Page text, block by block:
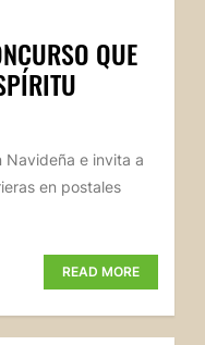
QUE
Navideña e invita a
en postales
READ MORE